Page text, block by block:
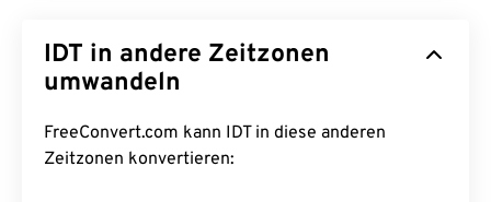
IDT in andere Zeitzonen
umwandeln
FreeConvert.com kann IDT in diese anderen
Zeitzonen konvertieren: